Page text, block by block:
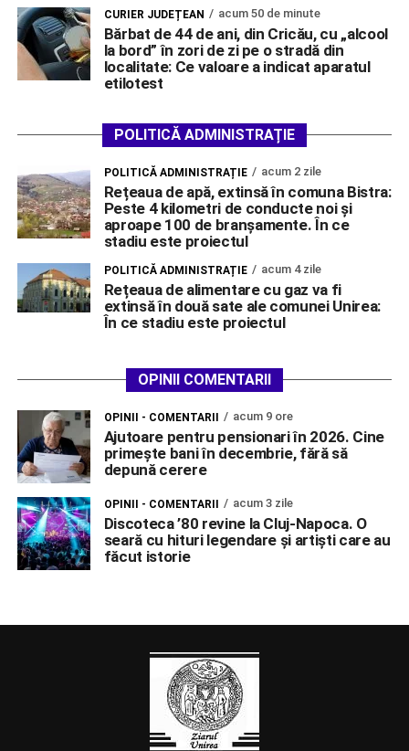
CURIER JUDEȚEAN acum 50 de minute
Bărbat de 44 de ani, din Cricău, cu „alcool
la bord” în zori de zi pe o stradă din
localitate: Ce valoare a indicat aparatul
etilotest
POLITICĂ ADMINISTRAȚIE
POLITICĂ ADMINISTRAȚIE acum 2 zile
Rețeaua de apă, extinsă în comuna Bistra:
Peste 4 kilometri de conducte noi și
aproape 100 de branșamente. În ce
stadiu este proiectul
POLITICĂ ADMINISTRAȚIE acum 4 zile
Rețeaua de alimentare cu gaz va fi
extinsă în două sate ale comunei Unirea:
În ce stadiu este proiectul
OPINII COMENTARII
OPINII - COMENTARII acum 9 ore
Ajutoare pentru pensionari în 2026. Cine
primește bani în decembrie, fără să
depună cerere
OPINII - COMENTARII acum 3 zile
Discoteca ’80 revine la Cluj-Napoca. O
seară cu hituri legendare și artiști care au
făcut istorie